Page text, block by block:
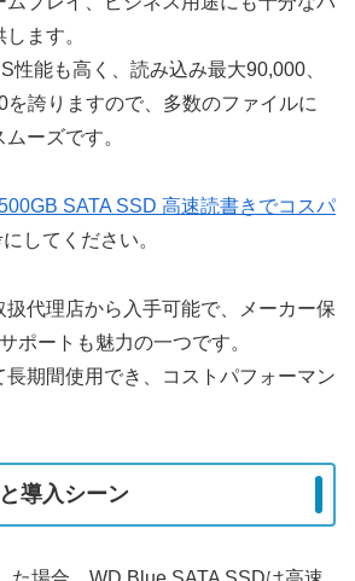
ます。
性能も高く、読み込み最大90,000、
を誇りますので、多数のファイルに
ーズです。
SATA SSD 高速読書きでコスパ
してください。
代理店から入手可能で、メーカー保
ポートも魅力の一つです。
長期間使用でき、コストパフォーマン
導入シーン